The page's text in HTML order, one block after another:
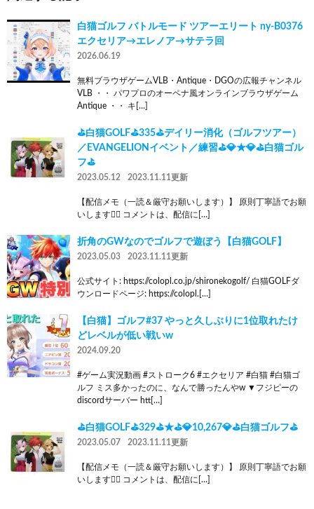
白猫ゴルフ バトルモード ツアーエリート ny-B0376
エクセリア→エレノア→サテラ回
2026.06.19
無料ブラウザゲームVLB・Antique・DGOの広報チャンネル
VLB ・・ パワプロのオーペナ風オンラインブラウザゲーム
Antique ・・ キ[…]
⛳白猫GOLF⛳335⛳デイリー消化（ゴルフツアー）
／EVANGELIONイベント／練習⛳💎★💎⛳白猫ゴル
フ⛳
2023.05.12 2023.11.11更新
【配信メモ（一読＆厳守お願いします）】 原則丁寧語でお願
いします🙇‍♂️ コメントは、配信に[…]
折角のGWなのでゴルフで遊ぼう【白猫GOLF】
2023.05.03 2023.11.11更新
公式サイト: https://colopl.co.jp/shironekogolf/ 白猫GOLFダ
ウンロードページ: https://colopl.[…]
【白猫】ゴルフ#37 やっと久しぶりに1位取れたけ
どレベルが低い戦いw
2024.09.20
#ゲーム実況動画 #ストローク6 #エクセリア #白猫 #白猫ゴ
ルフ ミス多かったのに、なんで勝ったんやw ▼フジピーの
discordサーバー htt[…]
⛳白猫GOLF⛳329⛳★⛳💎10,267💎⛳白猫ゴルフ⛳
2023.05.07 2023.11.11更新
【配信メモ（一読＆厳守お願いします）】 原則丁寧語でお願
いします🙇‍♂️ コメントは、配信に[…]